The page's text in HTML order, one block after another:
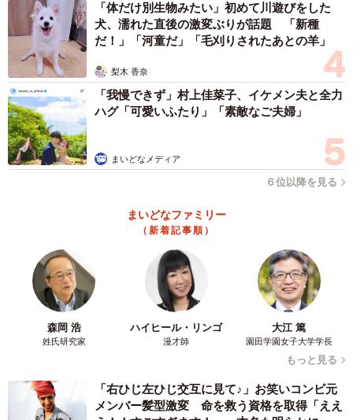
4/11
しっぽズラリを真後ろから 写真提供：日本モンキーセンター
「体だけ別生物みたい」初めて川遊びをした
犬、濡れた直後の激変ぶりが話題 「新種
だ！」「河童だ」「毛刈りされたあとの羊」
梨木 香奈
「我慢できず」村上佳菜子、イケメン夫と全力
ハグ「可愛いふたり」「素敵なご夫婦」
まいどなメディア
６位以降を見る
まいどなファミリー
（新着記事順）
森岡 浩
姓氏研究家
ハイヒール・リンゴ
漫才師
大江 篤
園田学園女子大学学長
もっと見る
「右ひじ左ひじ交互に見て♪」お笑いコンビ元
メンバー髪型激変 命を救う資格を取得「ええ